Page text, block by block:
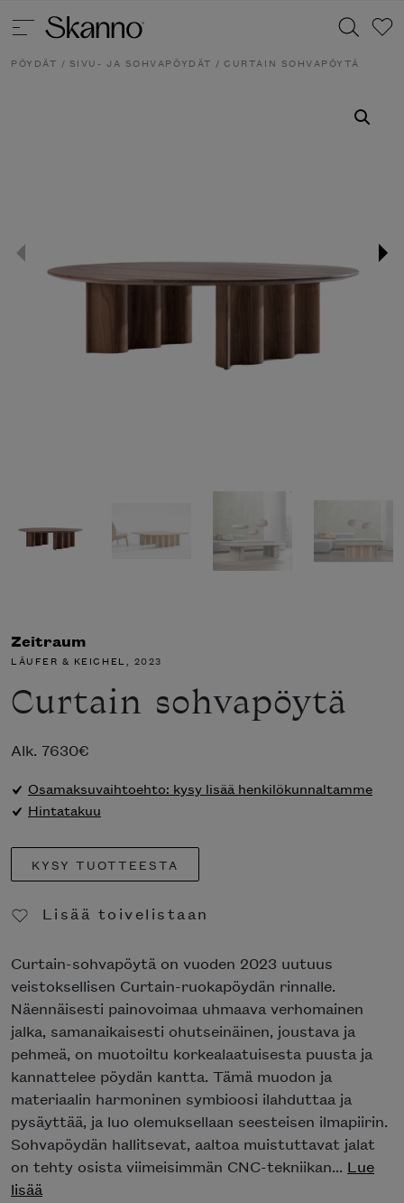
PÖYDÄT / SIVU- JA SOHVAPÖYDÄT / CURTAIN SOHVAPÖYTÄ
Zeitraum
LÄUFER & KEICHEL, 2023
Curtain sohvapöytä
Alk. 7630€
Osamaksuvaihtoehto: kysy lisää henkilökunnaltamme
Hintatakuu
KYSY TUOTTEESTA
Lisää toivelistaan
Curtain-sohvapöytä on vuoden 2023 uutuus
veistoksellisen Curtain-ruokapöydän rinnalle.
Näennäisesti painovoimaa uhmaava verhomainen
jalka, samanaikaisesti ohutseinäinen, joustava ja
pehmeä, on muotoiltu korkealaatuisesta puusta ja
kannattelee pöydän kantta. Tämä muodon ja
materiaalin harmoninen symbioosi ilahduttaa ja
pysäyttää, ja luo olemuksellaan seesteisen ilmapiirin.
Sohvapöydän hallitsevat, aaltoa muistuttavat jalat
on tehty osista viimeisimmän CNC-tekniikan... Lue
lisää